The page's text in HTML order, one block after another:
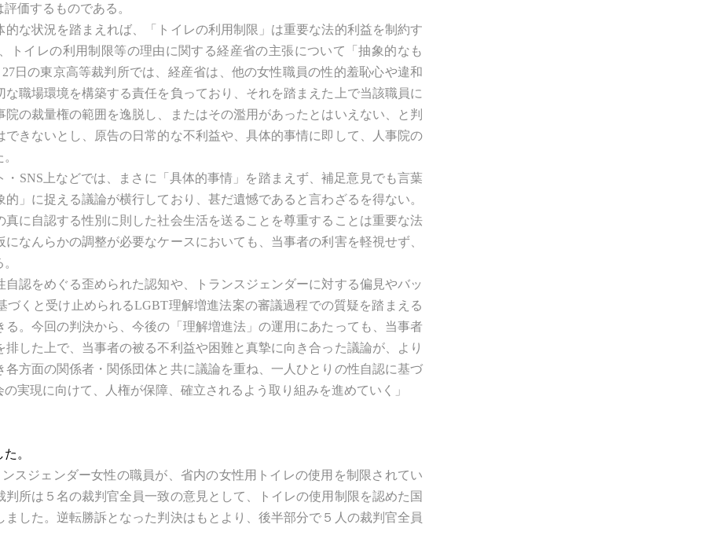
価するものである。
な状況を踏まえれば、「トイレの利用制限」は重要な法的利益を制約す
トイレの利用制限等の理由に関する経産省の主張について「抽象的なも
日の東京高等裁判所では、経産省は、他の女性職員の性的羞恥心や違和
職場環境を構築する責任を負っており、それを踏まえた上で当該職員に
の裁量権の範囲を逸脱し、またはその濫用があったとはいえない、と判
きないとし、原告の日常的な不利益や、具体的事情に即して、人事院の
SNS上などでは、まさに「具体的事情」を踏まえず、補足意見でも言葉
」に捉える議論が横行しており、甚だ遺憾であると言わざるを得ない。
に自認する性別に則した社会生活を送ることを尊重することは重要な法
なんらかの調整が必要なケースにおいても、当事者の利害を軽視せず、
認をめぐる歪められた認知や、トランスジェンダーに対する偏見やバッ
くと受け止められるLGBT理解増進法案の審議過程での質疑を踏まえる
。今回の判決から、今後の「理解増進法」の運用にあたっても、当事者
した上で、当事者の被る不利益や困難と真摯に向き合った議論が、より
方面の関係者・関係団体と共に議論を重ね、一人ひとりの性自認に基づ
実現に向けて、人権が保障、確立されるよう取り組みを進めていく」
。
スジェンダー女性の職員が、省内の女性用トイレの使用を制限されてい
所は５名の裁判官全員一致の意見として、トイレの使用制限を認めた国
した。逆転勝訴となった判決はもとより、後半部分で５人の裁判官全員